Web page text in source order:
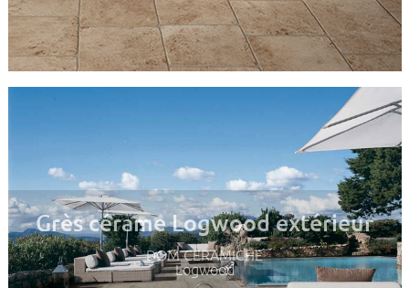
Grès cérame Logwood extérieur
DOM CERAMICHE
Logwood